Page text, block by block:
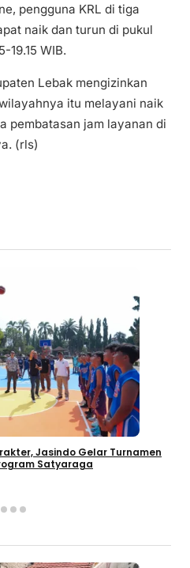
pengguna KRL di tiga
naik dan turun di pukul
19.15 WIB.
Lebak mengizinkan
itu melayani naik
pembatasan jam layanan di
(rls)
Jasindo Gelar Turnamen
Satyaraga